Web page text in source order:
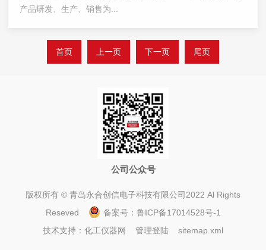
产品研发、生产、销售为...
首页 上一页 下一页 尾页
公司公众号
版权所有 © 青岛永合创信电子科技有限公司2022 Al Rights
Reseved
备案号： 鲁ICP备17014528号-1
技术支持： 化工仪器网 管理登陆 sitemap.xml